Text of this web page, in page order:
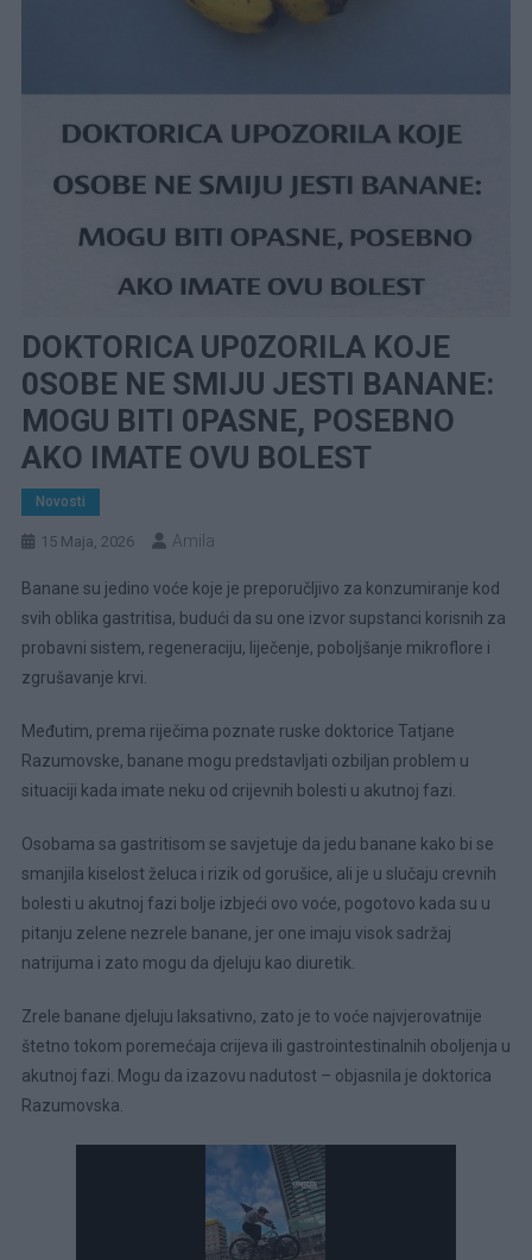
DOKTORICA UP0ZORILA KOJE
0SOBE NE SMIJU JESTI BANANE:
MOGU BITI 0PASNE, POSEBNO
AKO IMATE OVU BOLEST
Novosti
15 Maja, 2026 Amila
Banane su jedino voće koje je preporučljivo za konzumiranje kod
svih oblika gastritisa, budući da su one izvor supstanci korisnih za
probavni sistem, regeneraciju, liječenje, poboljšanje mikroflore i
zgrušavanje krvi.
Međutim, prema riječima poznate ruske doktorice Tatjane
Razumovske, banane mogu predstavljati ozbiljan problem u
situaciji kada imate neku od crijevnih bolesti u akutnoj fazi.
Osobama sa gastritisom se savjetuje da jedu banane kako bi se
smanjila kiselost želuca i rizik od gorušice, ali je u slučaju crevnih
bolesti u akutnoj fazi bolje izbjeći ovo voće, pogotovo kada su u
pitanju zelene nezrele banane, jer one imaju visok sadržaj
natrijuma i zato mogu da djeluju kao diuretik.
Zrele banane djeluju laksativno, zato je to voće najvjerovatnije
štetno tokom poremećaja crijeva ili gastrointestinalnih oboljenja u
akutnoj fazi. Mogu da izazovu nadutost – objasnila je doktorica
Razumovska.